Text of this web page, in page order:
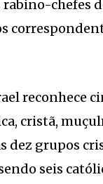
rabino-chefes
reconhece
cristã,
dez grupos
seis